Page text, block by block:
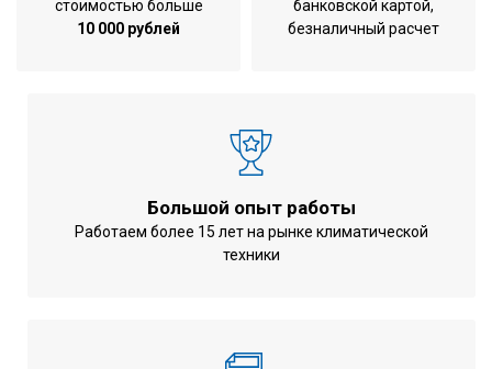
при охлаждении
оцинкованной
стали
стоимостью больше
10 000 рублей
банковской картой,
безналичный расчет
Большой опыт работы
Работаем более 15 лет на рынке климатической
техники